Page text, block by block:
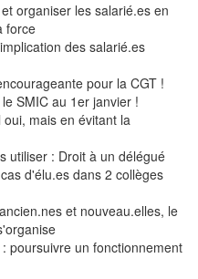
organiser les salarié.es en
force
des salarié.es
pour la CGT !
SMIC au 1er janvier !
mais en évitant la
utiliser : Droit à un délégué
d'élu.es dans 2 collèges
et nouveau.elles, le
poursuivre un fonctionnement